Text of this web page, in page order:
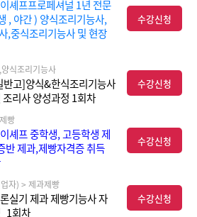
셰프프로페셔널 1년 전문
, 야간 ) 양식조리기능사,
,중식조리기능사 및 현장
수강신청
식조리기능사
반고]양식&한식조리기능사
리사 양성과정 1회차
수강신청
빵
셰프 중학생, 고등학생 제
반 제과,제빵자격증 취득
수강신청
자) > 제과제빵
실기 제과 제빵기능사 자
회차
수강신청